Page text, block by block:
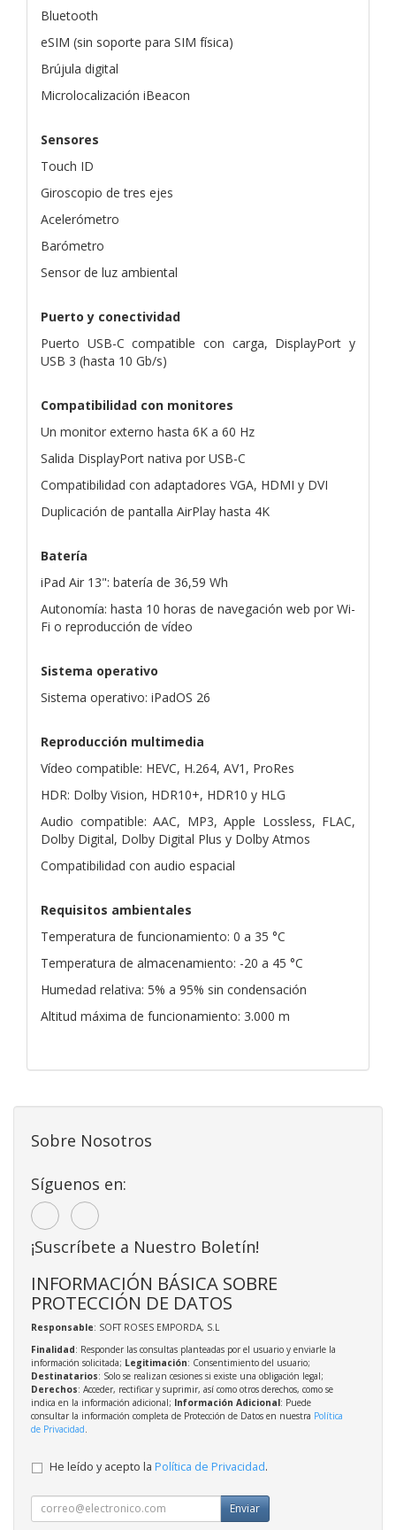
Bluetooth
eSIM (sin soporte para SIM física)
Brújula digital
Microlocalización iBeacon
Sensores
Touch ID
Giroscopio de tres ejes
Acelerómetro
Barómetro
Sensor de luz ambiental
Puerto y conectividad
Puerto USB-C compatible con carga, DisplayPort y
USB 3 (hasta 10 Gb/s)
Compatibilidad con monitores
Un monitor externo hasta 6K a 60 Hz
Salida DisplayPort nativa por USB-C
Compatibilidad con adaptadores VGA, HDMI y DVI
Duplicación de pantalla AirPlay hasta 4K
Batería
iPad Air 13": batería de 36,59 Wh
Autonomía: hasta 10 horas de navegación web por Wi-
Fi o reproducción de vídeo
Sistema operativo
Sistema operativo: iPadOS 26
Reproducción multimedia
Vídeo compatible: HEVC, H.264, AV1, ProRes
HDR: Dolby Vision, HDR10+, HDR10 y HLG
Audio compatible: AAC, MP3, Apple Lossless, FLAC,
Dolby Digital, Dolby Digital Plus y Dolby Atmos
Compatibilidad con audio espacial
Requisitos ambientales
Temperatura de funcionamiento: 0 a 35 °C
Temperatura de almacenamiento: -20 a 45 °C
Humedad relativa: 5% a 95% sin condensación
Altitud máxima de funcionamiento: 3.000 m
Sobre Nosotros
Síguenos en:
¡Suscríbete a Nuestro Boletín!
INFORMACIÓN BÁSICA SOBRE
PROTECCIÓN DE DATOS
Responsable: SOFT ROSES EMPORDA, S.L
Finalidad: Responder las consultas planteadas por el usuario y enviarle la
información solicitada; Legitimación: Consentimiento del usuario;
Destinatarios: Solo se realizan cesiones si existe una obligación legal;
Derechos: Acceder, rectificar y suprimir, así como otros derechos, como se
indica en la información adicional; Información Adicional: Puede
consultar la información completa de Protección de Datos en nuestra Política
de Privacidad
He leído y acepto la Política de Privacidad.
Enviar